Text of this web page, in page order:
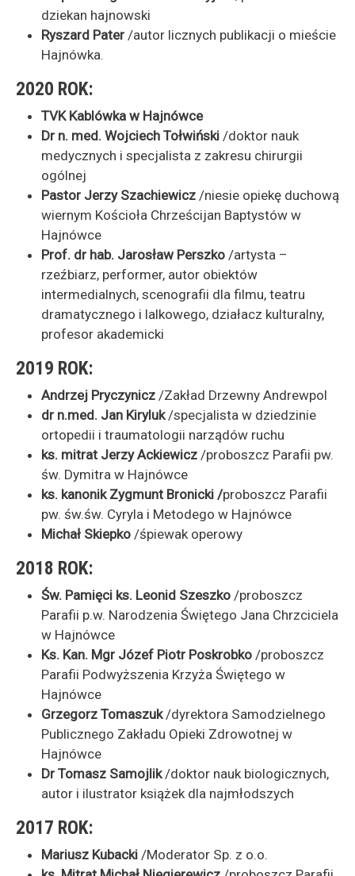
dziekan hajnowski
Ryszard Pater /autor licznych publikacji o mieście
Hajnówka.
2020 ROK:
TVK Kablówka w Hajnówce
Dr n. med. Wojciech Tołwiński /doktor nauk
medycznych i specjalista z zakresu chirurgii
ogólnej
Pastor Jerzy Szachiewicz /niesie opiekę duchową
wiernym Kościoła Chrześcijan Baptystów w
Hajnówce
Prof. dr hab. Jarosław Perszko /artysta –
rzeźbiarz, performer, autor obiektów
intermedialnych, scenografii dla filmu, teatru
dramatycznego i lalkowego, działacz kulturalny,
profesor akademicki
2019 ROK:
Andrzej Pryczynicz /Zakład Drzewny Andrewpol
dr n.med. Jan Kiryluk /specjalista w dziedzinie
ortopedii i traumatologii narządów ruchu
ks. mitrat Jerzy Ackiewicz /proboszcz Parafii pw.
św. Dymitra w Hajnówce
ks. kanonik Zygmunt Bronicki /proboszcz Parafii
pw. św.św. Cyryla i Metodego w Hajnówce
Michał Skiepko /śpiewak operowy
2018 ROK:
Św. Pamięci ks. Leonid Szeszko /proboszcz
Parafii p.w. Narodzenia Świętego Jana Chrzciciela
w Hajnówce
Ks. Kan. Mgr Józef Piotr Poskrobko /proboszcz
Parafii Podwyższenia Krzyża Świętego w
Hajnówce
Grzegorz Tomaszuk /dyrektora Samodzielnego
Publicznego Zakładu Opieki Zdrowotnej w
Hajnówce
Dr Tomasz Samojlik /doktor nauk biologicznych,
autor i ilustrator książek dla najmłodszych
2017 ROK:
Mariusz Kubacki /Moderator Sp. z o.o.